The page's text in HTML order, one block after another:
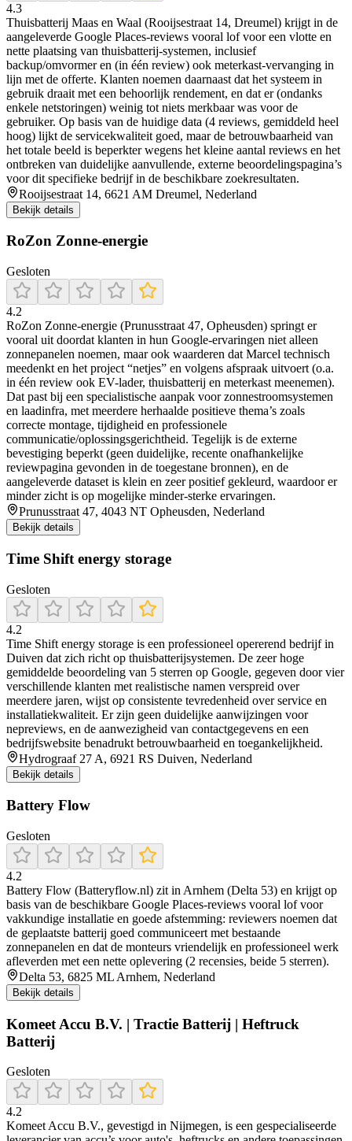
4.3
Thuisbatterij Maas en Waal (Rooijsestraat 14, Dreumel) krijgt in de
aangeleverde Google Places-reviews vooral lof voor een vlotte en
nette plaatsing van thuisbatterij-systemen, inclusief
backup/omvormer en (in één review) ook meterkast-vervanging in
lijn met de offerte. Klanten noemen daarnaast dat het systeem in
gebruik draait met een behoorlijk rendement, en dat er (ondanks
enkele netstoringen) weinig tot niets merkbaar was voor de
gebruiker. Op basis van de huidige data (4 reviews, gemiddeld heel
hoog) lijkt de servicekwaliteit goed, maar de betrouwbaarheid van
het totale beeld is beperkter wegens het kleine aantal reviews en het
ontbreken van duidelijke aanvullende, externe beoordelingspagina’s
voor dit specifieke bedrijf in de beschikbare zoekresultaten.
Rooijsestraat 14, 6621 AM Dreumel, Nederland
Bekijk details
RoZon Zonne-energie
Gesloten
4.2
RoZon Zonne-energie (Prunusstraat 47, Opheusden) springt er
vooral uit doordat klanten in hun Google-ervaringen niet alleen
zonnepanelen noemen, maar ook waarderen dat Marcel technisch
meedenkt en het project “netjes” en volgens afspraak uitvoert (o.a.
in één review ook EV-lader, thuisbatterij en meterkast meenemen).
Dat past bij een specialistische aanpak voor zonnestroomsystemen
en laadinfra, met meerdere herhaalde positieve thema’s zoals
correcte montage, tijdigheid en professionele
communicatie/oplossingsgerichtheid. Tegelijk is de externe
bevestiging beperkt (geen duidelijke, recente onafhankelijke
reviewpagina gevonden in de toegestane bronnen), en de
aangeleverde dataset is klein en zeer positief gekleurd, waardoor er
minder zicht is op mogelijke minder-sterke ervaringen.
Prunusstraat 47, 4043 NT Opheusden, Nederland
Bekijk details
Time Shift energy storage
Gesloten
4.2
Time Shift energy storage is een professioneel opererend bedrijf in
Duiven dat zich richt op thuisbatterijsystemen. De zeer hoge
gemiddelde beoordeling van 5 sterren op Google, gegeven door vier
verschillende klanten met realistische namen verspreid over
meerdere jaren, wijst op consistente tevredenheid over service en
installatiekwaliteit. Er zijn geen duidelijke aanwijzingen voor
nepreviews, en de aanwezigheid van contactgegevens en een
bedrijfswebsite benadrukt betrouwbaarheid en toegankelijkheid.
Hydrograaf 27 A, 6921 RS Duiven, Nederland
Bekijk details
Battery Flow
Gesloten
4.2
Battery Flow (Batteryflow.nl) zit in Arnhem (Delta 53) en krijgt op
basis van de beschikbare Google Places-reviews vooral lof voor
vakkundige installatie en goede afstemming: reviewers noemen dat
de geplaatste batterij goed communiceert met bestaande
zonnepanelen en dat de monteurs vriendelijk en professioneel werk
afleverden met een nette oplevering (2 recensies, beide 5 sterren).
Delta 53, 6825 ML Arnhem, Nederland
Bekijk details
Komeet Accu B.V. | Tractie Batterij | Heftruck
Batterij
Gesloten
4.2
Komeet Accu B.V., gevestigd in Nijmegen, is een gespecialiseerde